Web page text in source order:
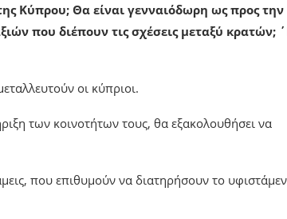
Κύπρου; Θα είναι γενναιόδωρη ως προς την
που διέπουν τις σχέσεις μεταξύ κρατών;
οι κύπριοι.
των κοινοτήτων τους, θα εξακολουθήσει να
που επιθυμούν να διατηρήσουν το